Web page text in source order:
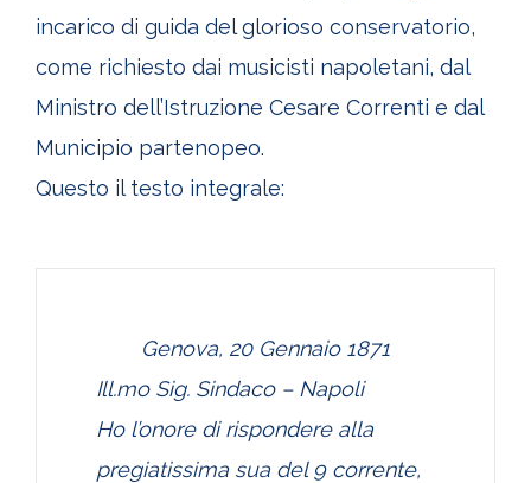
incarico di guida del glorioso conservatorio,
come richiesto dai musicisti napoletani, dal
Ministro dell’Istruzione Cesare Correnti e dal
Municipio partenopeo.
Questo il testo integrale:
Genova, 20 Gennaio 1871
Ill.mo Sig. Sindaco – Napoli
Ho l’onore di rispondere alla
pregiatissima sua del 9 corrente,